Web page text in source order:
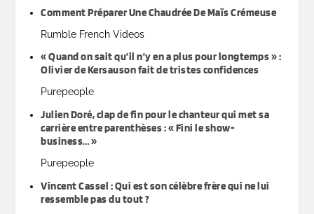
Comment Préparer Une Chaudrée De Maïs Crémeuse
Rumble French Videos
« Quand on sait qu’il n’y en a plus pour longtemps » :
Olivier de Kersauson fait de tristes confidences
Purepeople
Julien Doré, clap de fin pour le chanteur qui met sa
carrière entre parenthèses : « Fini le show-
business… »
Purepeople
Vincent Cassel : Qui est son célèbre frère qui ne lui
ressemble pas du tout ?